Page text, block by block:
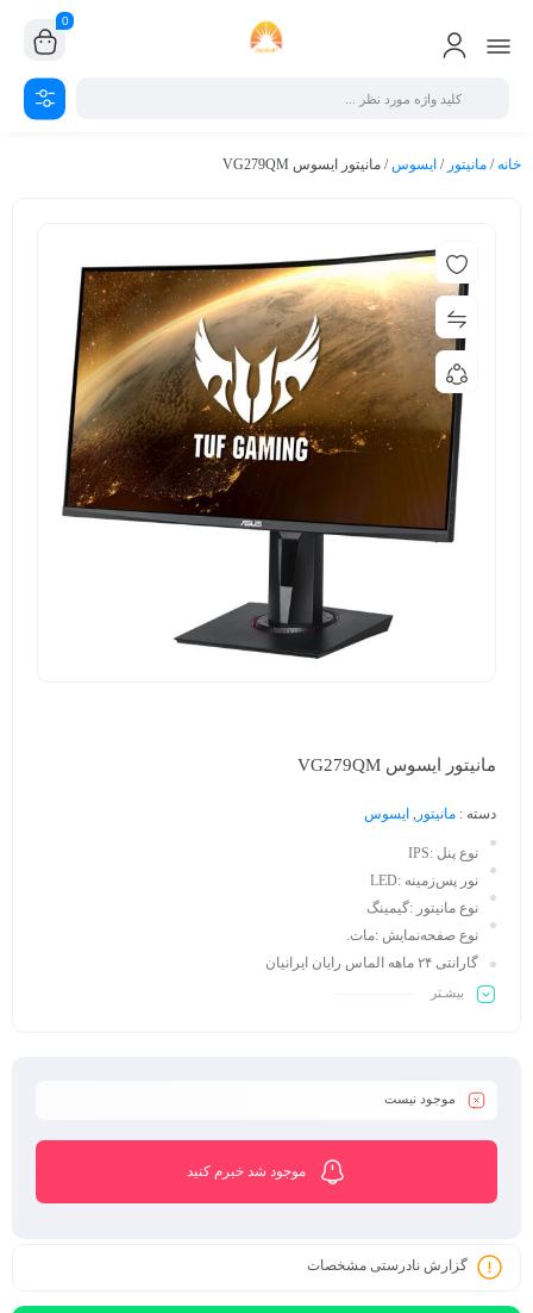
0
خانه/ مانیتور / ایسوس/ مانیتور ایسوس VG279QM
مانیتور ایسوس VG279QM
دسته : مانیتور , ایسوس
نوع پنل :IPS
نور پس‌زمینه :LED
نوع مانیتور :گیمینگ
نوع صفحه‌نمایش :مات.
گارانتی ۲۴ ماهه الماس رایان ایرانیان
هزینه ارسال به عهده مشتری می باشد
بیشـتر
موجود نیست
موجود شد خبرم کنید
گزارش نادرستی مشخصات